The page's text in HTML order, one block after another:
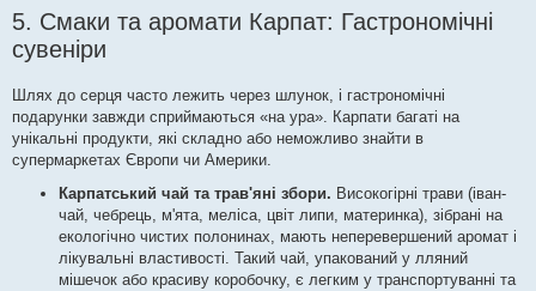
5. Смаки та аромати Карпат: Гастрономічні
сувеніри
Шлях до серця часто лежить через шлунок, і гастрономічні
подарунки завжди сприймаються «на ура». Карпати багаті на
унікальні продукти, які складно або неможливо знайти в
супермаркетах Європи чи Америки.
Карпатський чай та трав'яні збори. Високогірні трави (іван-
чай, чебрець, м'ята, меліса, цвіт липи, материнка), зібрані на
екологічно чистих полонинах, мають неперевершений аромат і
лікувальні властивості. Такий чай, упакований у лляний
мішечок або красиву коробочку, є легким у транспортуванні та